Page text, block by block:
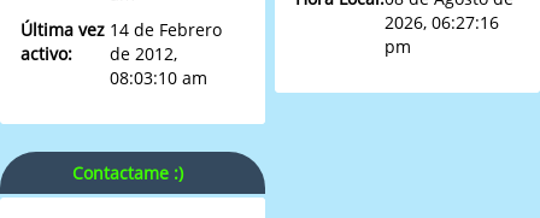
Última vez
activo:
14 de Febrero
de 2012,
08:03:10 am
Contactame :)
2026, 06:27:16
pm